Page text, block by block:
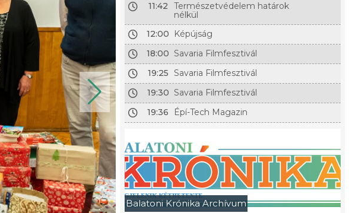
11:42
Természetvédelem határok
nélkül
12:00
Képújság
18:00 Savaria Filmfesztivál
19:25 Savaria Filmfesztivál
19:30 Savaria Filmfesztivál
19:36
Épí-Tech Magazin
Balatoni Krónika Archívum